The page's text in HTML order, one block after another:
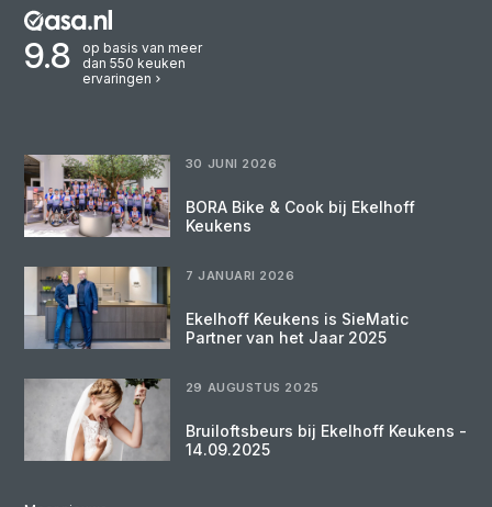
9.8
op basis van meer
dan 550 keuken
ervaringen
30 JUNI 2026
BORA Bike & Cook bij Ekelhoff
Keukens
7 JANUARI 2026
Ekelhoff Keukens is SieMatic
Partner van het Jaar 2025
29 AUGUSTUS 2025
Bruiloftsbeurs bij Ekelhoff Keukens -
14.09.2025